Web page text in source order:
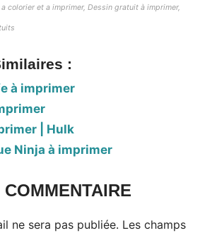
colorier et a imprimer, Dessin gratuit à imprimer,
:
à imprimer
| Hulk
Ninja à imprimer
ne sera pas publiée. Les champs